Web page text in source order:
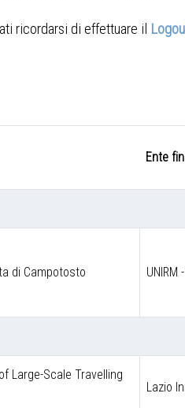
ricordarsi di effettuare il
Ente
di Campotosto UNIRM
Large-Scale Travelling
Lazio